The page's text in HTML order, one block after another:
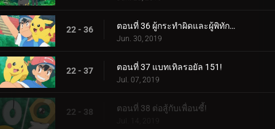
22 - 36 ตอนที่ 36 ผู้กระทำผิดและผู้พิทักษ์ลีก!
Jun. 30, 2019
22 - 37 ตอนที่ 37 แบทเทิลรอยัล 151!
Jul. 07, 2019
22 - 38 ตอนที่ 38 ต่อสู้กับเพื่อนซี้!
Jul. 14, 2019